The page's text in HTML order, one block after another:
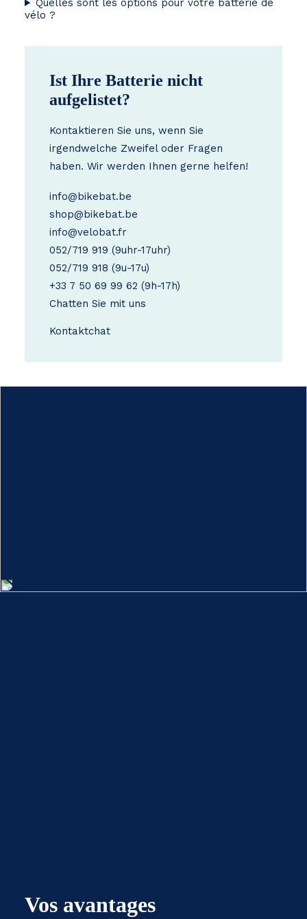
Quelles sont les options pour votre batterie de
vélo ?
Ist Ihre Batterie nicht
aufgelistet?
Kontaktieren Sie uns, wenn Sie
irgendwelche Zweifel oder Fragen
haben. Wir werden Ihnen gerne helfen!
info@bikebat.be
shop@bikebat.be
info@velobat.fr
052/719 919 (9uhr-17uhr)
052/719 918 (9u-17u)
+33 7 50 69 99 62 (9h-17h)
Chatten Sie mit uns
Kontaktchat
Vos avantages